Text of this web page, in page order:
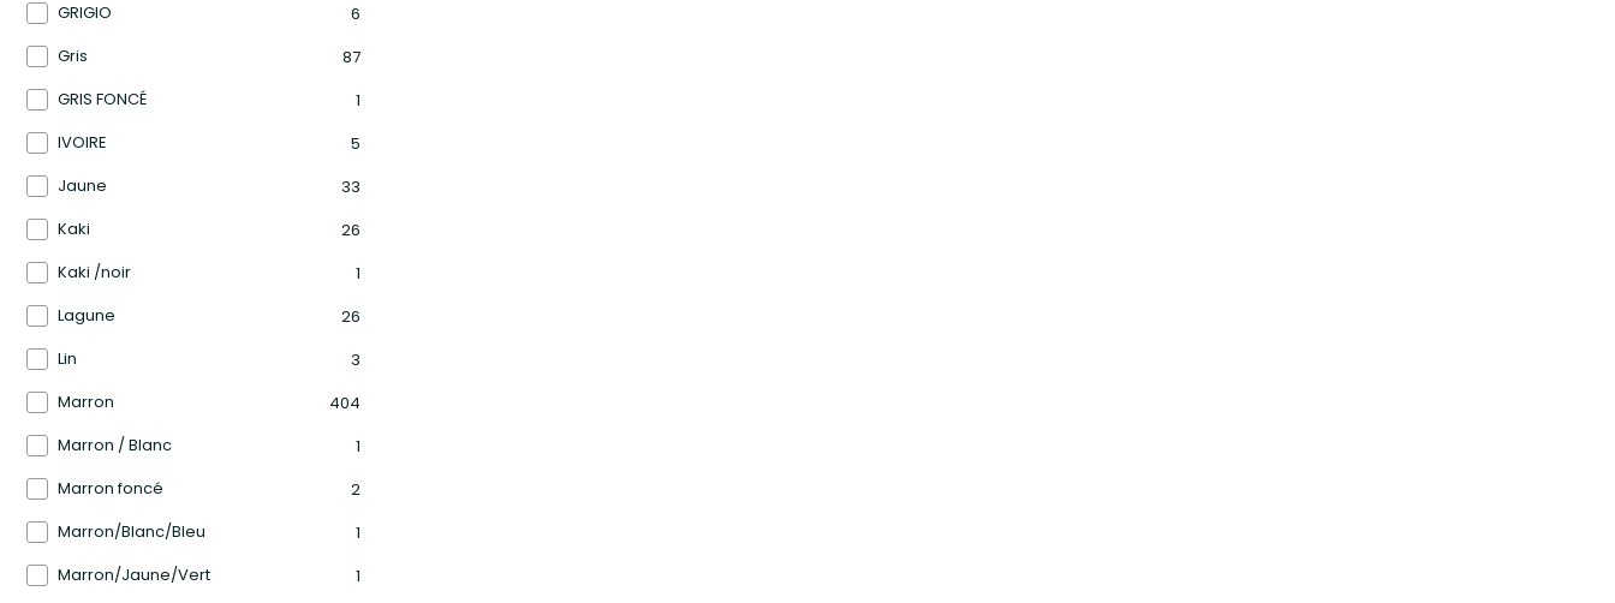
GRIGIO
6
Gris
87
GRIS FONCÉ
1
IVOIRE
5
Jaune
33
Kaki
26
Kaki /noir
1
Lagune
26
Lin
3
Marron
404
Marron / Blanc
1
Marron foncé
2
Marron/Blanc/Bleu
1
Marron/Jaune/Vert
1